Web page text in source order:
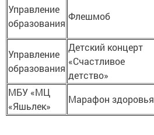
Управление
образования
Флешмоб
Управление
образования
Детский концерт
«Счастливое
детство»
МБУ «МЦ
«Яшьлек»
Марафон здоровья